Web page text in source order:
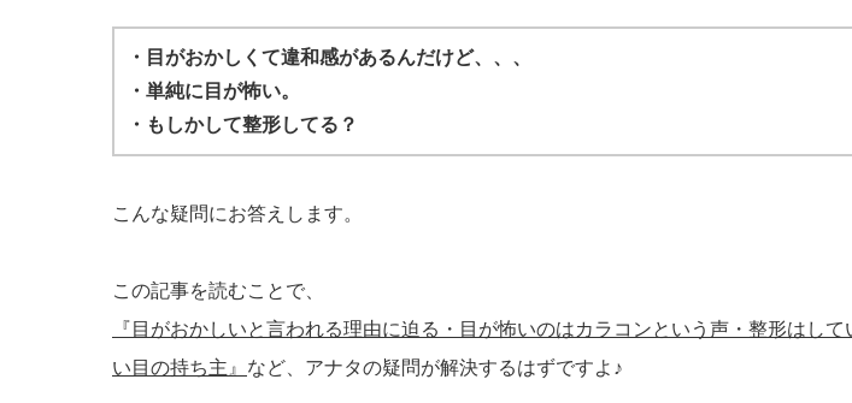
・目がおかしくて違和感があるんだけど、、、
・単純に目が怖い。
・もしかして整形してる？
こんな疑問にお答えします。
この記事を読むことで、
『目がおかしいと言われる理由に迫る・目が怖いのはカラコンという声・整形はし
い目の持ち主』 など、アナタの疑問が解決するはずですよ♪